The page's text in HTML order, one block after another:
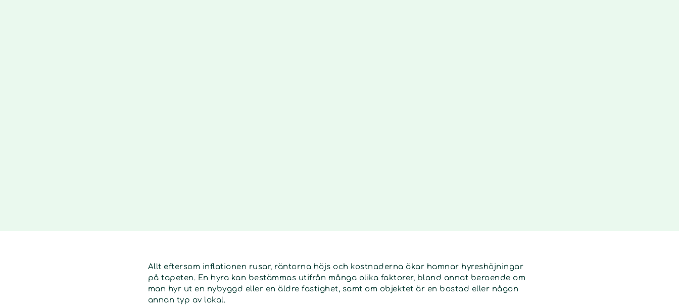
Allt eftersom inflationen rusar, räntorna höjs och kostnaderna ökar hamnar hyreshöjningar
på tapeten. En hyra kan bestämmas utifrån många olika faktorer, bland annat beroende om
man hyr ut en nybyggd eller en äldre fastighet, samt om objektet är en bostad eller någon
annan typ av lokal.